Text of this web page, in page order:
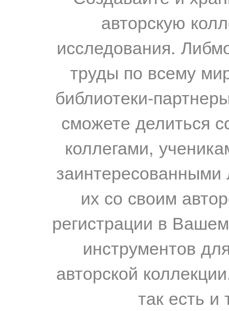
авторскую
исследования.
труды по всему
библиотеки-
сможете делиться
коллегами,
их со своим
регистрации в
инструментов
авторской
так есть и